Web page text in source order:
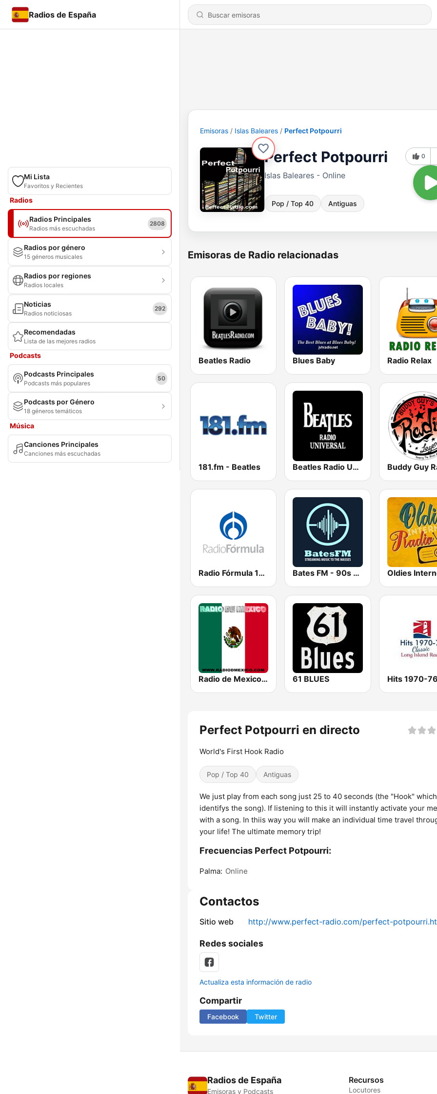
Radios de España
Mi Lista
Favoritos y Recientes
Radios
Radios Principales
Radios más escuchadas
2808
Radios por género
15 géneros musicales
Radios por regiones
Radios locales
Noticias
Radios noticiosas
292
Recomendadas
Lista de las mejores radios
Podcasts
Podcasts Principales
Podcasts más populares
50
Podcasts por Género
18 géneros temáticos
Música
Canciones Principales
Canciones más escuchadas
Emisoras Islas Baleares Perfect Potpourri
Perfect Potpourri
Islas Baleares - Online
Pop / Top 40 Antiguas
0
Emisoras de Radio relacionadas
Beatles Radio Blues Baby Radio Relax
181.fm - Beatles Beatles Radio Universal
Radio Fórmula 1470 (Fórmula Femenina) Bates FM - 90s Mix
Radio de Mexico En Vivo 61 BLUES Hits 1970-76
Perfect Potpourri en directo
World's First Hook Radio
Pop / Top 40 Antiguas
We just play from each song just 25 to 40 seconds (the "Hook" which
identifys the song). If listening to this it will instantly activate your
with a song. In thiis way you will make an individual time travel
your life! The ultimate memory trip!
Frecuencias Perfect Potpourri:
Palma: Online
Contactos
Sitio web http://www.perfect-radio.com/perfect-
Redes sociales
Actualiza esta información de radio
Compartir
Facebook Twitter
Radios de España
Emisoras y Podcasts
Recursos
Locutores